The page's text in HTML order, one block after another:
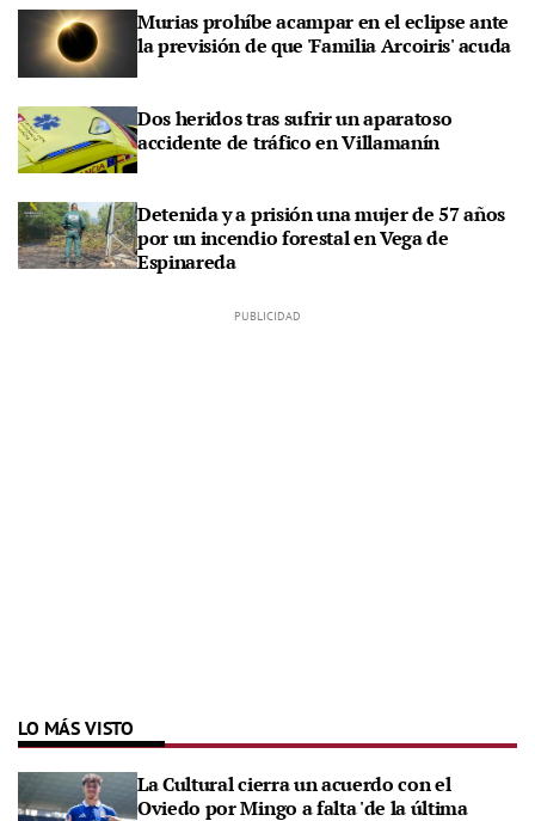
Murias prohíbe acampar en el eclipse ante
la previsión de que 'Familia Arcoiris' acuda
Dos heridos tras sufrir un aparatoso
accidente de tráfico en Villamanín
Detenida y a prisión una mujer de 57 años
por un incendio forestal en Vega de
Espinareda
LO MÁS VISTO
La Cultural cierra un acuerdo con el
Oviedo por Mingo a falta 'de la última